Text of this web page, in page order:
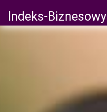
Indeks-Biznesowy